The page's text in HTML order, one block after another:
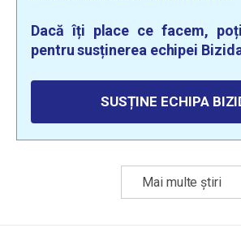
Dacă îți place ce facem,
pentru susținerea echipei
SUSȚINE ECHIPA
Mai multe știri